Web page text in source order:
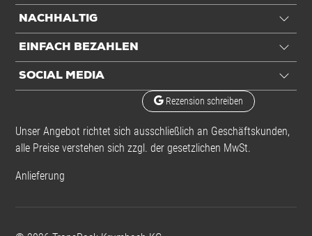
NACHHALTIG
EINFACH BEZAHLEN
SOCIAL MEDIA
Rezension schreiben
Unser Angebot richtet sich ausschließlich an Geschäftskunden,
alle Preise verstehen sich zzgl. der gesetzlichen MwSt.
Anlieferung